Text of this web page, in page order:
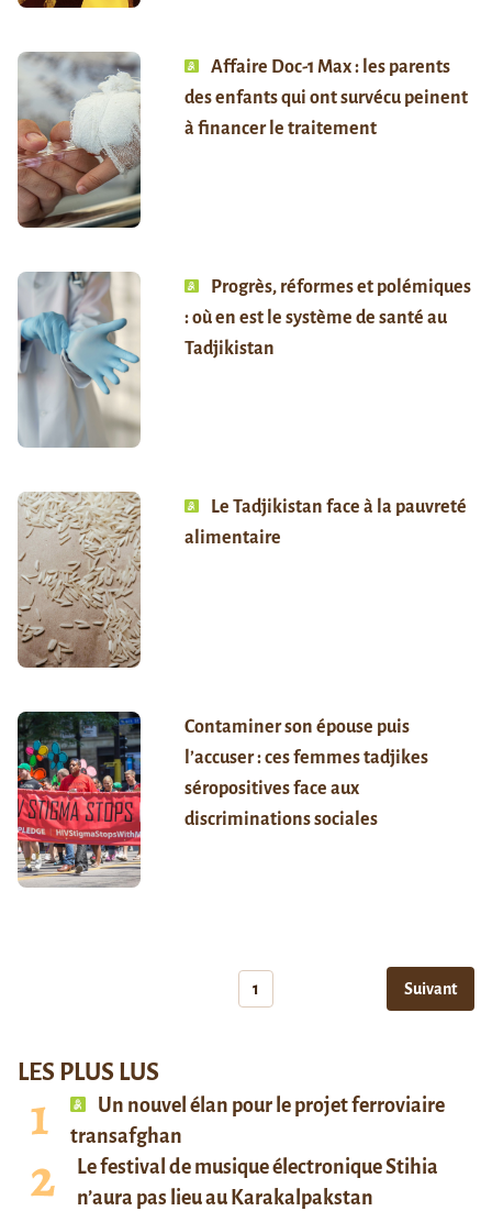
Affaire Doc-1 Max : les parents
des enfants qui ont survécu peinent
à financer le traitement
Progrès, réformes et polémiques
: où en est le système de santé au
Tadjikistan
Le Tadjikistan face à la pauvreté
alimentaire
Contaminer son épouse puis
l’accuser : ces femmes tadjikes
séropositives face aux
discriminations sociales
1 Suivant
LES PLUS LUS
Un nouvel élan pour le projet ferroviaire
transafghan
Le festival de musique électronique Stihia
n’aura pas lieu au Karakalpakstan